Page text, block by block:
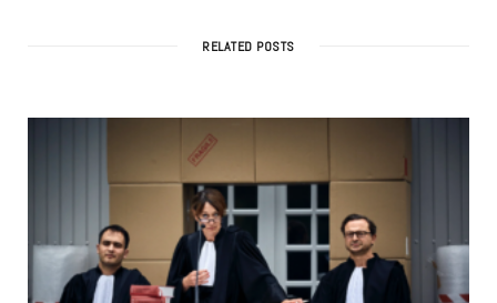
RELATED POSTS